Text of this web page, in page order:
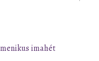
imahét